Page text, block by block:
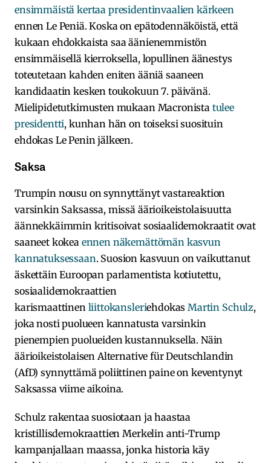
ensimmäistä kertaa presidentinvaalien kärkeen
ennen Le Peniä. Koska on epätodennäköistä, että
kukaan ehdokkaista saa äänienemmistön
ensimmäisellä kierroksella, lopullinen äänestys
toteutetaan kahden eniten ääniä saaneen
kandidaatin kesken toukokuun 7. päivänä.
Mielipidetutkimusten mukaan Macronista tulee
presidentti, kunhan hän on toiseksi suosituin
ehdokas Le Penin jälkeen.
Saksa
Trumpin nousu on synnyttänyt vastareaktion
varsinkin Saksassa, missä äärioikeistolaisuutta
äännekkäimmin kritisoivat sosiaalidemokraatit ovat
saaneet kokea ennen näkemättömän kasvun
kannatuksessaan. Suosion kasvuun on vaikuttanut
äskettäin Euroopan parlamentista kotiutettu,
sosiaalidemokraattien
karismaattinen liittokansleriehdokas Martin Schulz,
joka nosti puolueen kannatusta varsinkin
pienempien puolueiden kustannuksella. Näin
äärioikeistolaisen Alternative für Deutschlandin
(AfD) synnyttämä poliittinen paine on keventynyt
Saksassa viime aikoina.
Schulz rakentaa suosiotaan ja haastaa
kristillisdemokraattien Merkelin anti-Trump
kampanjallaan maassa, jonka historia käy